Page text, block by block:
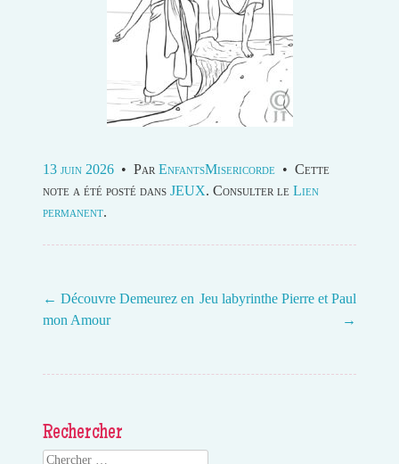
13 juin 2026 • Par EnfantsMisericorde • Cette
note a été posté dans JEUX. Consulter le Lien
permanent.
← Découvre Demeurez en
mon Amour
Jeu labyrinthe Pierre et Paul
→
Rechercher
Search